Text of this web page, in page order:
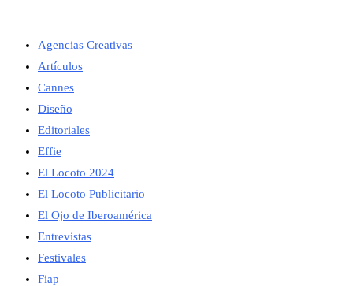
Agencias Creativas
Artículos
Cannes
Diseño
Editoriales
Effie
El Locoto 2024
El Locoto Publicitario
El Ojo de Iberoamérica
Entrevistas
Festivales
Fiap